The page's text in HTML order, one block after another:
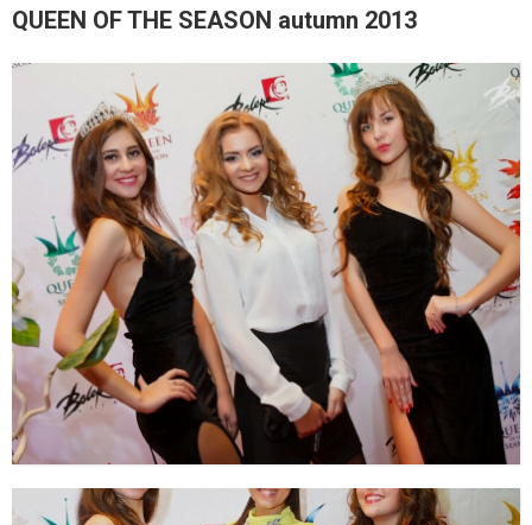
QUEEN OF THE SEASON autumn 2013